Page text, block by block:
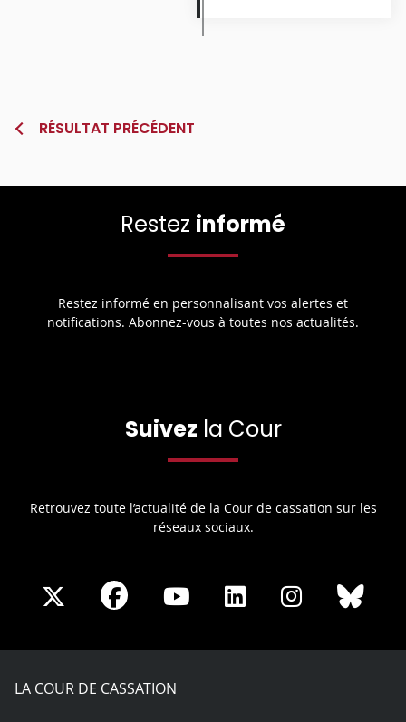
RÉSULTAT PRÉCÉDENT
Restez informé
Restez informé en personnalisant vos alertes et
notifications. Abonnez-vous à toutes nos actualités.
Suivez la Cour
Retrouvez toute l’actualité de la Cour de cassation sur les
réseaux sociaux.
Share
X
Share
Facebook
Share
Youtube
Share
LinkedIn
Share
Instagram
LA COUR DE CASSATION